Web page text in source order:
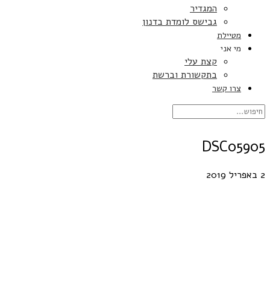
המגדיר
גבישס לומדת בדנון
מטיילת
מי אני
קצת עלי
בתקשורת וברשת
צרו קשר
DSC05905
2 באפריל 2019